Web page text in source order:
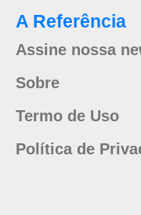
A Referência
Assine nossa
Sobre
Termo de Uso
Política de